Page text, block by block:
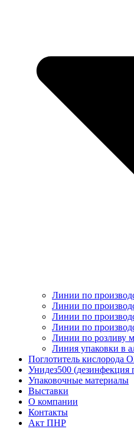
Линии по
Линии по
Линии по
Линии по
Линии по розливу
Линия упаковки в
Поглотитель кислорода
Унидез500 (дезинфекция
Упаковочные материалы
Выставки
О компании
Контакты
Акт ПНР